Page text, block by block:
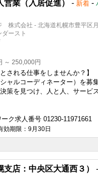
業（入居促進） - 新着 -
株式会社 - 北海道札幌市豊平区
ースト
～ 250,000円
される仕事をしませんか？】
ャルコーディネーター）を募
策を見つけ、人と人、サービ
ク求人番号 01230-11971661
効期限：9月30日
店：中央区大通西３） -